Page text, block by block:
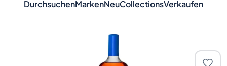
DurchsuchenMarkenNeuCollectionsVerkaufen